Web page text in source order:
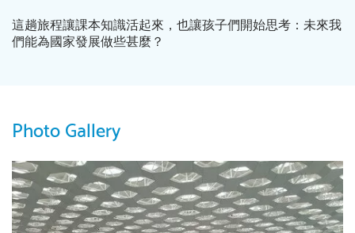
這趟旅程讓課本知識活起來，也讓孩子們開始思考：未來我
們能為國家發展做些甚麼？
Photo Gallery